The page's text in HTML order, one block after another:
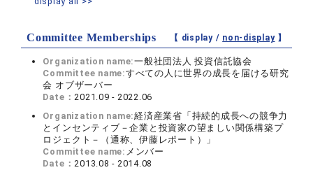
Committee Memberships 【 display / non-display】
Organization name:一般社団法人 投資信託協会
Committee name:すべての人に世界の成長を届ける研究
会 オブザーバー
Date：2021.09 - 2022.06
Organization name:経済産業省「持続的成長への競争力
とインセンティブ－企業と投資家の望ましい関係構築プ
ロジェクト－（通称、伊藤レポート）」
Committee name: メンバー
Date：2013.08 - 2014.08